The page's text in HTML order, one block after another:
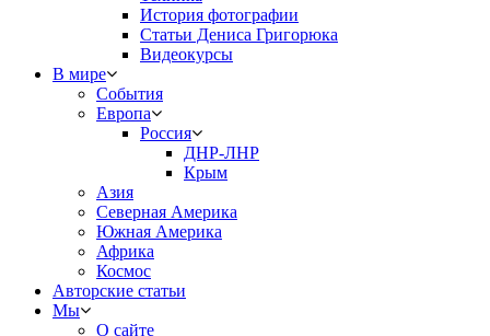
История фотографии
Статьи Дениса Григорюка
Видеокурсы
В мире
События
Европа
Россия
ДНР-ЛНР
Крым
Азия
Северная Америка
Южная Америка
Африка
Космос
Авторские статьи
Мы
О сайте